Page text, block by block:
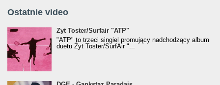
Ostatnie video
Żyt Toster/SurfAir - ATP VIDEO
Żyt Toster/Surfair "ATP"
"ATP" to trzeci singiel promujący nadchodzący album
duetu Żyt Toster/SurfAir "...